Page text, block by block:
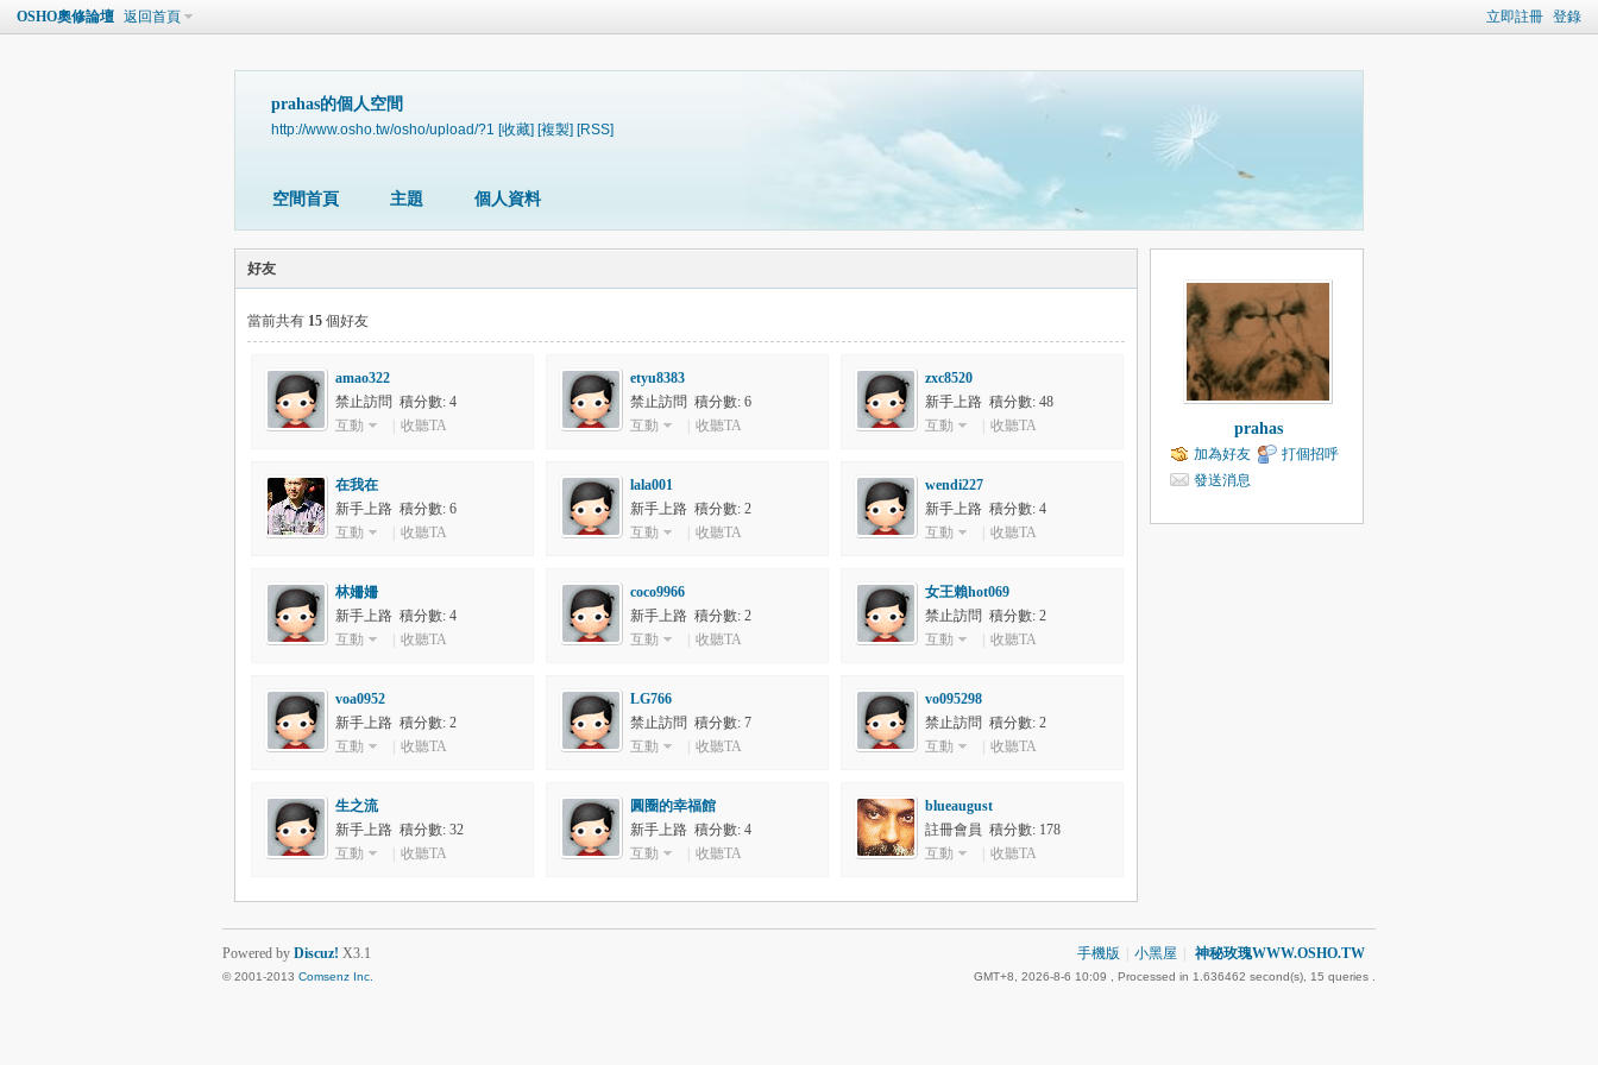
立即註冊 登錄
OSHO奧修論壇 返回首頁
prahas的個人空間
http://www.osho.tw/osho/upload/?1 [收藏] [複製] [RSS]
空間首頁 主題 個人資料
好友
當前共有 15 個好友
amao322
禁止訪問 積分數: 4
互動
收聽TA
etyu8383
禁止訪問 積分數: 6
互動
收聽TA
zxc8520
新手上路 積分數: 48
互動
收聽TA
在我在
新手上路 積分數: 6
互動
收聽TA
lala001
新手上路 積分數: 2
互動
收聽TA
wendi227
新手上路 積分數: 4
互動
收聽TA
林姍姍
新手上路 積分數: 4
互動
收聽TA
coco9966
新手上路 積分數: 2
互動
收聽TA
女王賴hot069
禁止訪問 積分數: 2
互動
收聽TA
voa0952
新手上路 積分數: 2
互動
收聽TA
LG766
禁止訪問 積分數: 7
互動
收聽TA
vo095298
禁止訪問 積分數: 2
互動
收聽TA
生之流
新手上路 積分數: 32
互動
收聽TA
圓圈的幸福館
新手上路 積分數: 4
互動
收聽TA
blueaugust
註冊會員 積分數: 178
互動
收聽TA
prahas
加為好友
打個招呼
發送消息
手機版 小黑屋 神秘玫瑰WWW.OSHO.TW
GMT+8, 2026-8-6 10:09 , Processed in 1.636462 second(s), 15 queries .
Powered by Discuz! X3.1
© 2001-2013 Comsenz Inc.